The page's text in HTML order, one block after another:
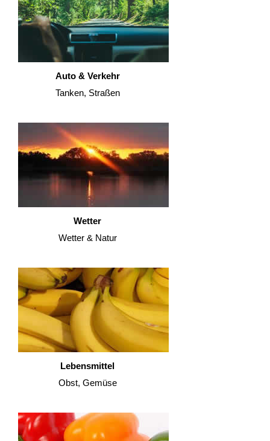
Auto & Verkehr
Tanken, Straßen
Wetter
Wetter & Natur
Lebensmittel
Obst, Gemüse